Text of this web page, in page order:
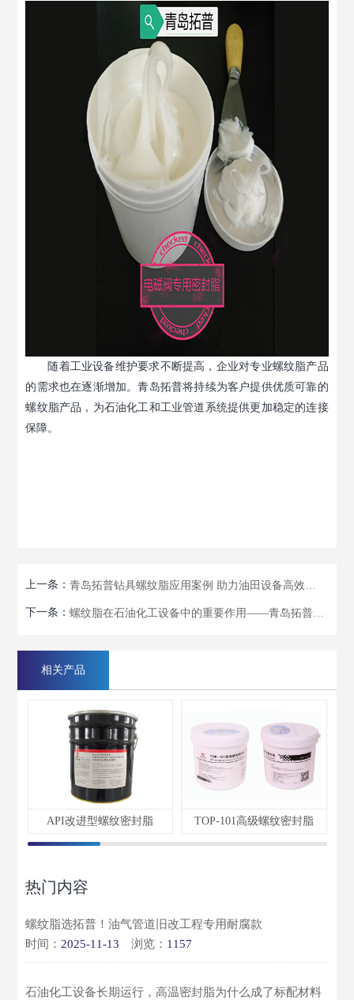
随着工业设备维护要求不断提高，企业对专业螺纹脂产品
的需求也在逐渐增加。青岛拓普将持续为客户提供优质可靠的
螺纹脂产品，为石油化工和工业管道系统提供更加稳定的连接
保障。
上一条： 青岛拓普钻具螺纹脂应用案例 助力油田设备高效稳定运行
下一条： 螺纹脂在石油化工设备中的重要作用——青岛拓普产品应用解析
相关产品
API改进型螺纹密封脂 TOP-101高级螺纹密封脂
热门内容
螺纹脂选拓普！油气管道旧改工程专用耐腐款
时间： 2025-11-13 浏览： 1157
石油化工设备长期运行，高温密封脂为什么成了标配材料